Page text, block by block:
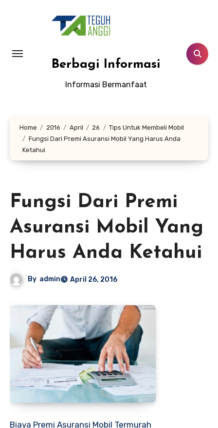
Berbagi Informasi
Informasi Bermanfaat
Home 2016 April 26
Tips Untuk Membeli Mobil
Fungsi Dari Premi Asuransi Mobil Yang Harus Anda
Ketahui
Fungsi Dari Premi
Asuransi Mobil Yang
Harus Anda Ketahui
By admin April 26, 2016
Biaya Premi Asuransi Mobil Termurah